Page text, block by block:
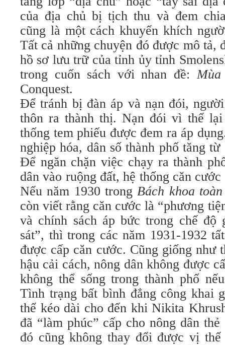
của địa chủ bị tịch thu và đem
cũng là một cách khuyến khích
Tất cả những chuyện đó được mô tả,
hồ sơ lưu trữ của tỉnh ủy tỉnh
trong cuốn sách với nhan đề:
Conquest.
Để tránh bị đàn áp và nạn đói,
thôn ra thành thị. Nạn đói vì thế
thống tem phiếu được đem ra áp
nghiệp hóa, dân số thành phố tăng
Để ngăn chặn việc chạy ra thành
dân vào ruộng đất, hệ thống căn
Nếu năm 1930 trongBách khoa
còn viết rằng căn cước là “phương
và chính sách áp bức trong chế độ
sát”, thì trong các năm 1931-1932
được cấp căn cước. Cũng giống như
hậu cải cách, nông dân không được
không thể sống trong thành phố
Tình trạng bất bình đẳng công khai
thế kéo dài cho đến khi Nikita
đã “làm phúc” cấp cho nông dân
đó cũng không thay đổi được vị